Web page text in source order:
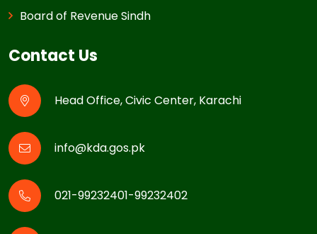
Board of Revenue Sindh
Contact Us
Head Office, Civic Center, Karachi
info@kda.gos.pk
021-99232401-99232402